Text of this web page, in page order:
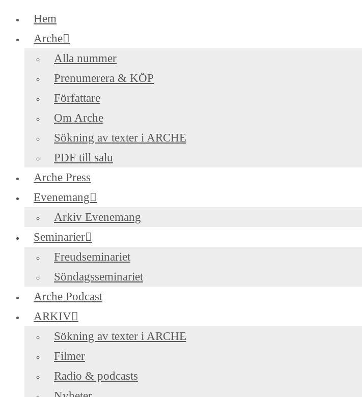
Hem
Arche
Alla nummer
Prenumerera & KÖP
Författare
Om Arche
Sökning av texter i ARCHE
PDF till salu
Arche Press
Evenemang
Arkiv Evenemang
Seminarier
Freudseminariet
Söndagsseminariet
Arche Podcast
ARKIV
Sökning av texter i ARCHE
Filmer
Radio & podcasts